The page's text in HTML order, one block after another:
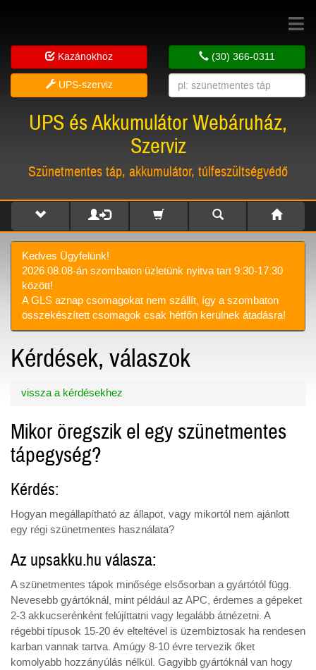
Toggle
Kazánokhoz
UPS-szerviz
(30) 366-0311
UPS és Akkumulátor Webáruház,
Szerviz
Szünetmentes táp, akkumulátor, túlfeszültségvédő
Kedves Ügyfelünk!
2026.08.08-án szombaton üzletünk nyitva tart 9:30-17:30
között!
A GLS aznap csomagokat nem szállít, így a szombaton
összekészített csomagok csak hétfőn kerülnek átadásra!
Kérdések, válaszok
vissza a kérdésekhez
Mikor öregszik el egy szünetmentes
tápegység?
Kérdés:
Hogyan megállapítható az állapot, vagy mikortól nem ajánlott
egy régi szünetmentes használata?
Az upsakku.hu válasza:
A szünetmentes tápok minősége elsősorban a gyártótól függ.
Nevesebb gyártóknál, mint például az APC, érdemes a gépeket
2-3 akkucserénként felújíttatni vagy legalább átnézetni. A
régebbi típusok 15-20 év elteltével is üzembiztosak ha rendesen
karban vannak tartva. Amúgy 8-10 évre tervezik őket
komolyabb hozzányúlás nélkül. Gagyibb gyártóknál van hogy